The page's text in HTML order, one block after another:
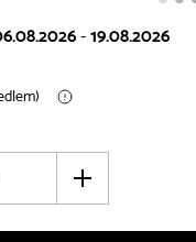
-19.08.2026
Øg